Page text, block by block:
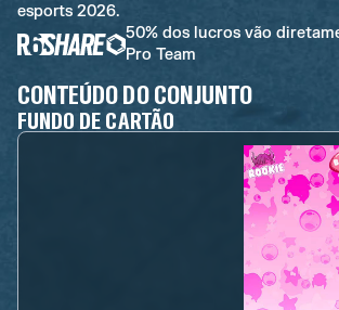
esports 2026.
50% dos lucros vão
Pro Team
CONTEÚDO DO CONJUNTO
FUNDO DE CARTÃO